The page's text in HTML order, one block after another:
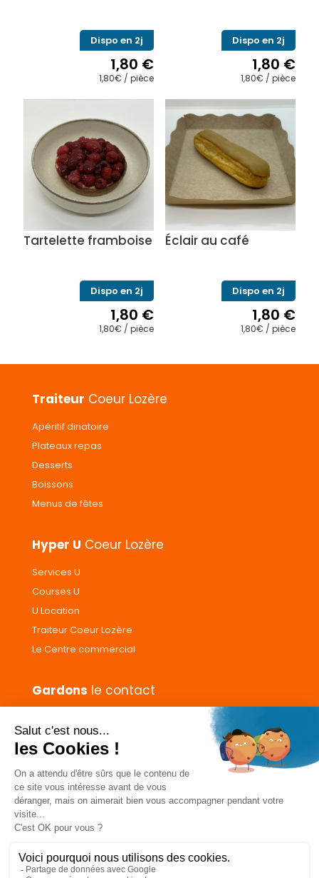
Dispo en 2j
1,80 €
1,80€ / pièce
Dispo en 2j
1,80 €
1,80€ / pièce
Tartelette framboise
Dispo en 2j
1,80 €
1,80€ / pièce
Éclair au café
Dispo en 2j
1,80 €
1,80€ / pièce
Traiteur Coeur Lozère
Apéritif dinatoire
Plateaux repas
Desserts
Boissons
Menus de fêtes
Hyper U Coeur Lozère
Services U
Courses U
U Location
Traiteur Coeur Lozère
Le Centre commercial
Gardons le contact
Donnez votre avis
CGVs Livraison et paiement
Mentions légales
Confidentialité
Pour votre santé, ne grignotez pas entre les repas.
www.mangerbouger.fr